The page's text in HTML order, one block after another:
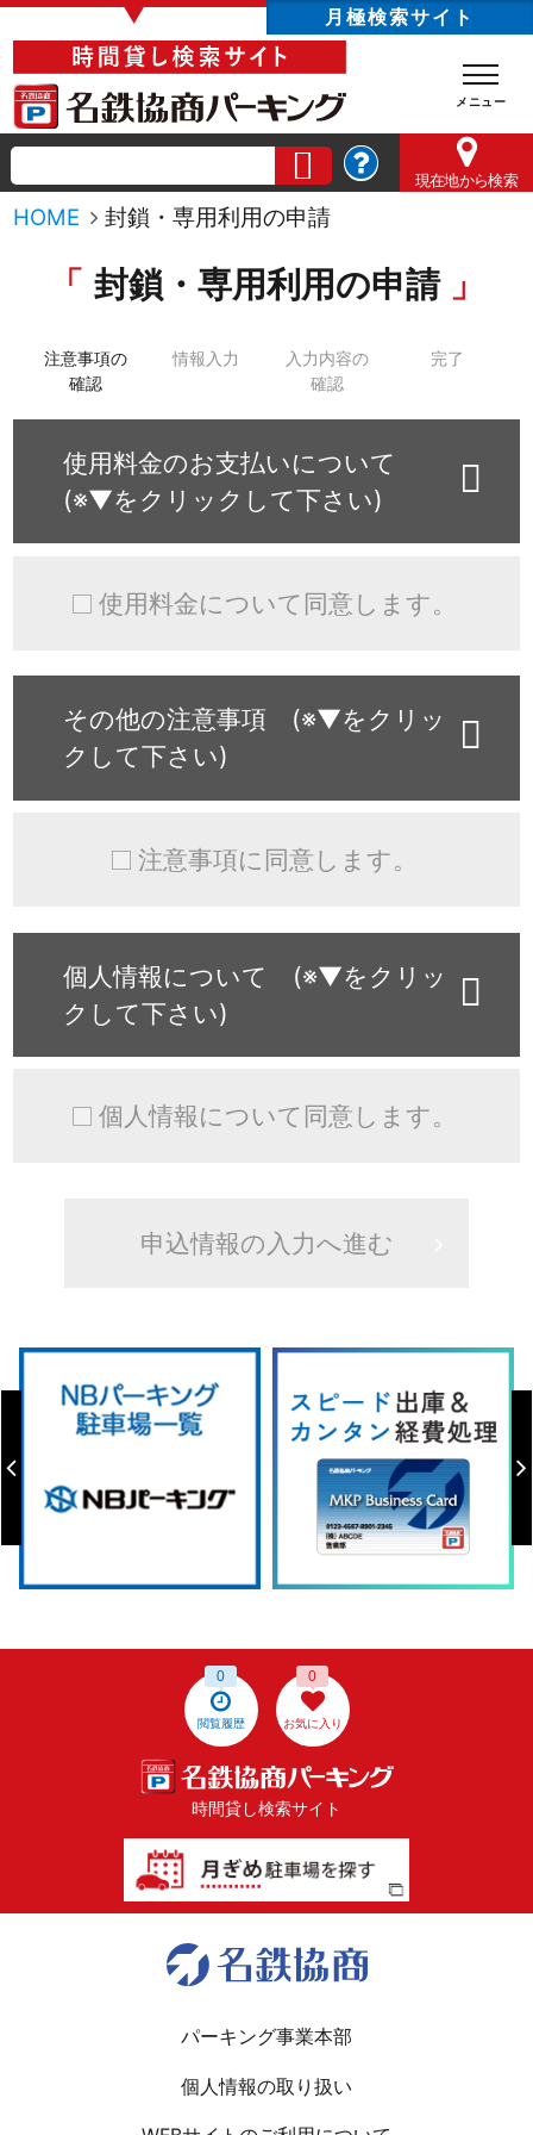
▼ 月極検索サイト
現在地から検索
HOME 封鎖・専用利用の申請
封鎖・専用利用の申請
注意事項の
確認
情報入力
入力内容の
確認
完了
使用料金のお支払いについて
(※▼をクリックして下さい)
使用料金について同意します。
その他の注意事項 (※▼をクリッ
クして下さい)
注意事項に同意します。
個人情報について (※▼をクリッ
クして下さい)
個人情報について同意します。
閲覧履歴
0
お気に入り
0
時間貸し検索サイト
パーキング事業本部
個人情報の取り扱い